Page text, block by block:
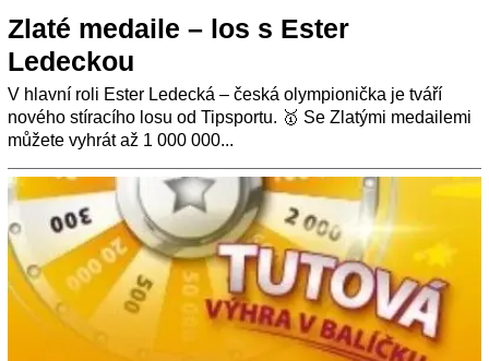
Zlaté medaile – los s Ester
Ledeckou
V hlavní roli Ester Ledecká – česká olympionička je tváří
nového stíracího losu od Tipsportu. 🥇 Se Zlatými medailemi
můžete vyhrát až 1 000 000...